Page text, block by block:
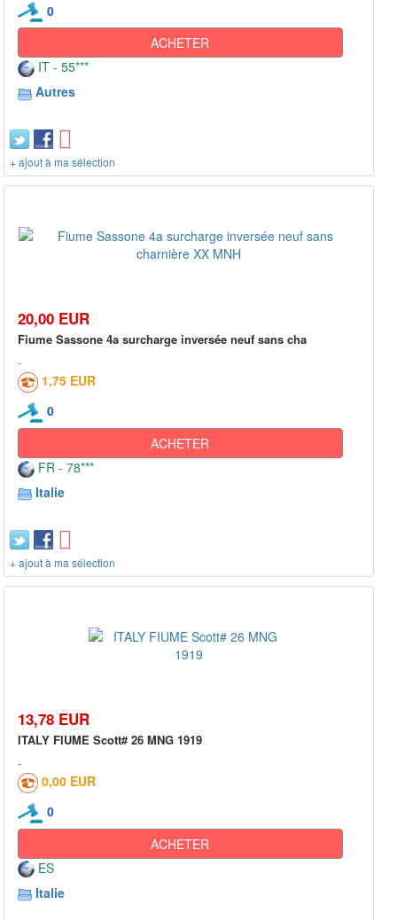
0
ACHETER
IT - 55***
Autres
+ ajout à ma sélection
20,00 EUR
Fiume Sassone 4a surcharge inversée neuf sans cha
1,75 EUR
0
ACHETER
FR - 78***
Italie
+ ajout à ma sélection
13,78 EUR
ITALY FIUME Scott# 26 MNG 1919
0,00 EUR
0
ACHETER
ES
Italie